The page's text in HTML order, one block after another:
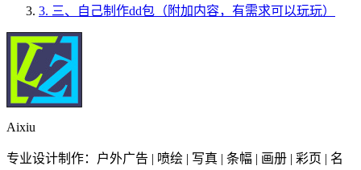
3. 三、自己制作dd包（附加内容，有需求可以玩玩）
Aixiu
专业设计制作：户外广告 | 喷绘 | 写真 | 条幅 | 画册 | 彩页 | 名